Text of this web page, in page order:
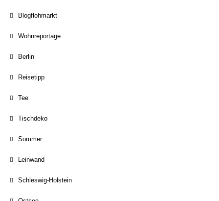
Blogflohmarkt
Wohnreportage
Berlin
Reisetipp
Tee
Tischdeko
Sommer
Leinwand
Schleswig-Holstein